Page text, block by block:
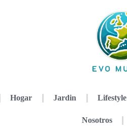
Hogar Jardin Lifestyle
Nosotros